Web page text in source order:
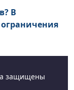
В
защищены